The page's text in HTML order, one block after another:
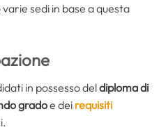
sedi in base a questa
in possesso deldiploma di
gradoe dei requisiti